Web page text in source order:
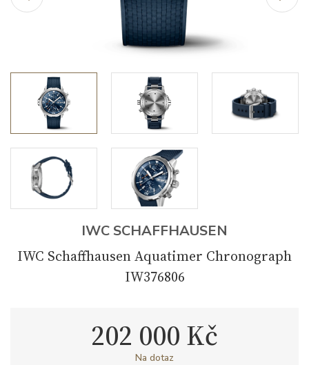
IWC SCHAFFHAUSEN
IWC Schaffhausen Aquatimer Chronograph
IW376806
202 000 Kč
Na dotaz